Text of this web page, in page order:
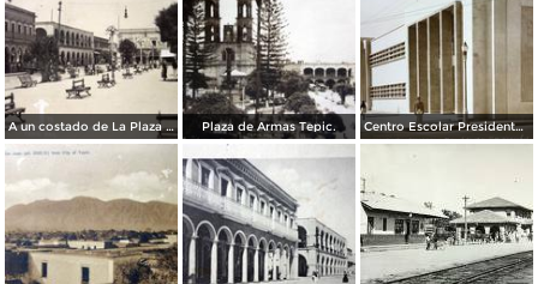
A un costado de La Plaza principal. Plaza de Armas Tepic. Centro Escolar Presidente M Aleman.